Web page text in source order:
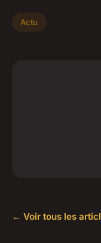
Actu
← Voir tous les